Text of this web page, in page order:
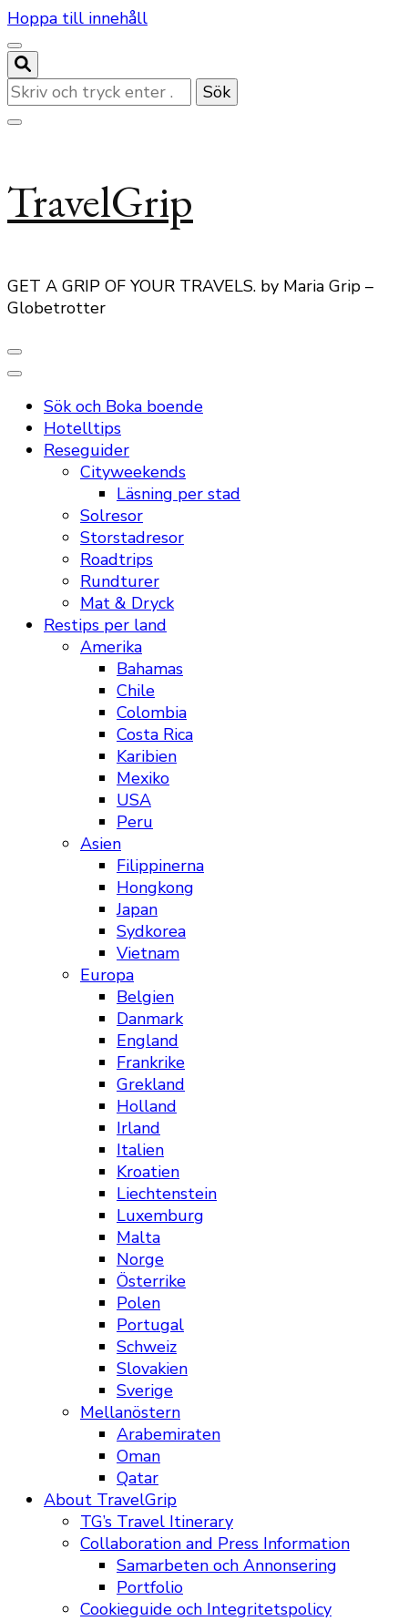
Hoppa till innehåll
Letar
du
efter
TravelGrip
GET A GRIP OF YOUR TRAVELS. by Maria Grip –
Globetrotter
Sök och Boka boende
Hotelltips
Reseguider
Cityweekends
Läsning per stad
Solresor
Storstadresor
Roadtrips
Rundturer
Mat & Dryck
Restips per land
Amerika
Bahamas
Chile
Colombia
Costa Rica
Karibien
Mexiko
USA
Peru
Asien
Filippinerna
Hongkong
Japan
Sydkorea
Vietnam
Europa
Belgien
Danmark
England
Frankrike
Grekland
Holland
Irland
Italien
Kroatien
Liechtenstein
Luxemburg
Malta
Norge
Österrike
Polen
Portugal
Schweiz
Slovakien
Sverige
Mellanöstern
Arabemiraten
Oman
Qatar
About TravelGrip
TG’s Travel Itinerary
Collaboration and Press Information
Samarbeten och Annonsering
Portfolio
Cookieguide och Integritetspolicy